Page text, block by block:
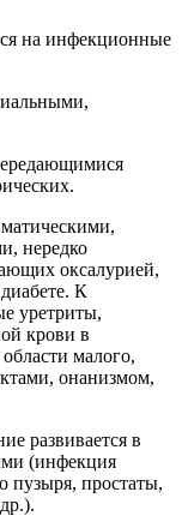
на инфекционные
нередко
оксалурией,
К
уретриты,
крови в
малого,
онанизмом,
развивается в
(инфекция
пузыря, простаты,